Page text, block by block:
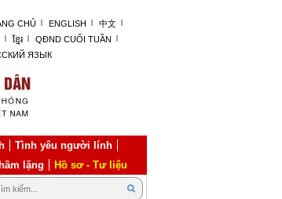
CHỦ ENGLISH
中文
ខ្មែរ
QĐND CUỐI TUẦN
ЯЗЫК
Tình yêu người lính
lặng Hồ sơ - Tư liệu